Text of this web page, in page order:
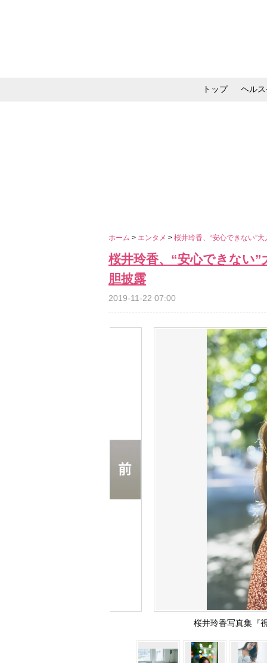
トップ ヘル
ホーム > エンタメ > 桜井玲香、“安心できない”
桜井玲香、“安心できない
胆披露
2019-11-22 07:00
桜井玲香写真集『